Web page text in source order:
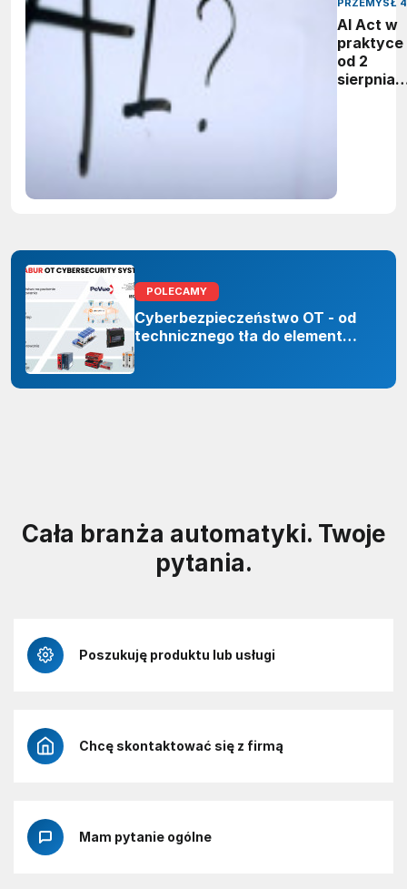
PRZEMYSŁ
AI Act w
praktyce
od 2
sierpnia
POLECAMY
Cyberbezpieczeństwo OT - od
technicznego tła do elementu
Cała branża automatyki. Twoje
pytania.
Poszukuję produktu lub usługi
Chcę skontaktować się z firmą
Mam pytanie ogólne